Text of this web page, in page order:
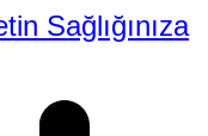
Sağlığınıza